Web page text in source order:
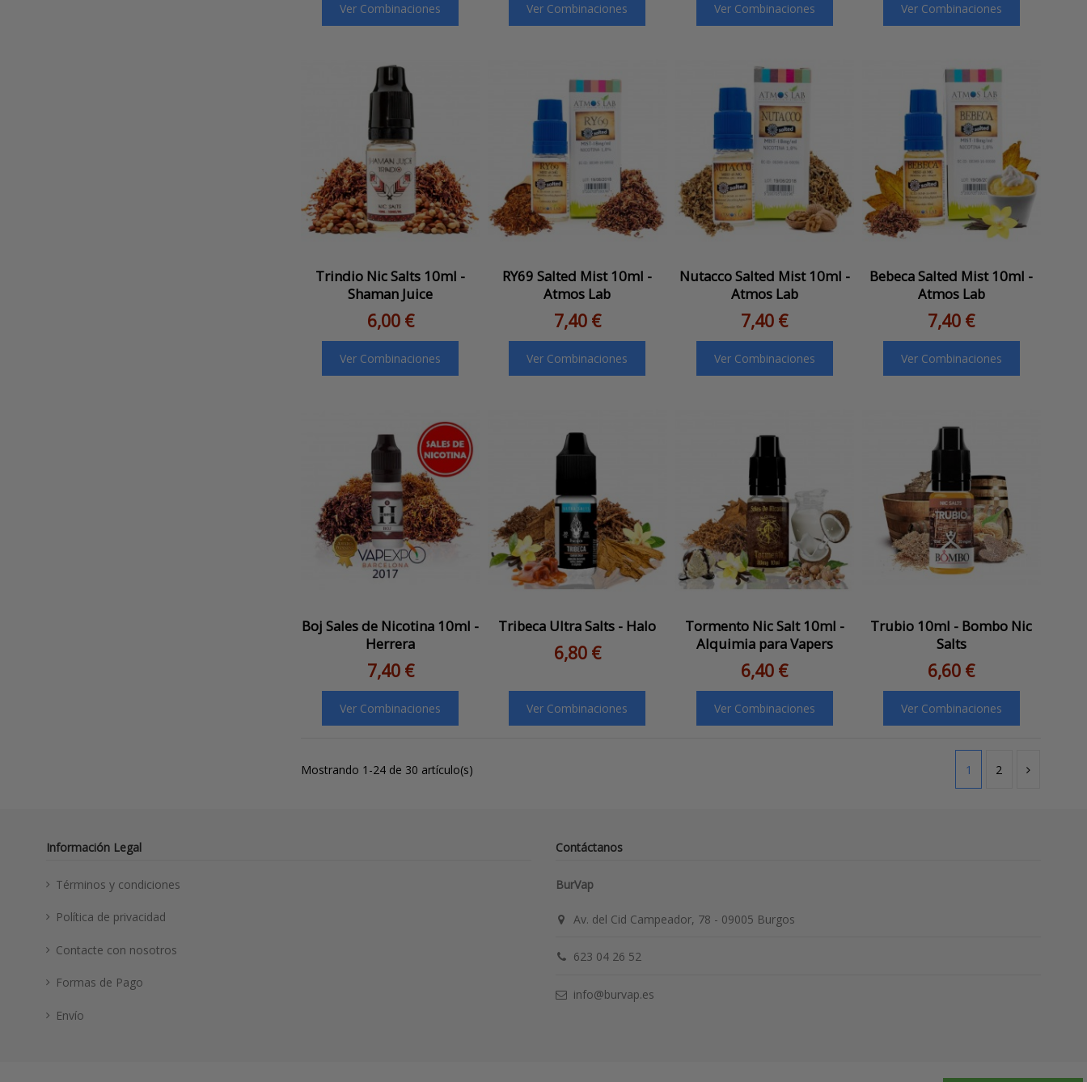
Ver Combinaciones Ver Combinaciones Ver Combinaciones Ver Combinaciones
Trindio Nic Salts 10ml -
Shaman Juice
6,00 €
Ver Combinaciones
RY69 Salted Mist 10ml -
Atmos Lab
7,40 €
Ver Combinaciones
Nutacco Salted Mist 10ml -
Atmos Lab
7,40 €
Ver Combinaciones
Bebeca Salted Mist 10ml -
Atmos Lab
7,40 €
Ver Combinaciones
Boj Sales de Nicotina 10ml -
Herrera
7,40 €
Ver Combinaciones
Tribeca Ultra Salts - Halo
6,80 €
Ver Combinaciones
Tormento Nic Salt 10ml -
Alquimia para Vapers
6,40 €
Ver Combinaciones
Trubio 10ml - Bombo Nic
Salts
6,60 €
Ver Combinaciones
Mostrando 1-24 de 30 artículo(s) 1 2
Información Legal
Términos y condiciones
Política de privacidad
Contacte con nosotros
Formas de Pago
Envío
Contáctanos
BurVap
Av. del Cid Campeador, 78 - 09005 Burgos
623 04 26 52
info@burvap.es